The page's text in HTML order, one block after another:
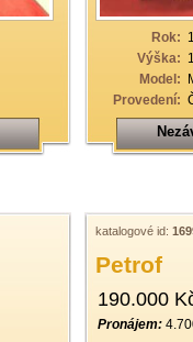
Rok:
Výška:
Model:
Provedení:
katalogové id:
Petrof
190.000
Pronájem: